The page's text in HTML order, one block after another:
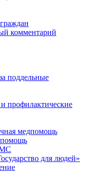
комментарий
поддельные
профилактические
медпомощь
помощь
для людей»